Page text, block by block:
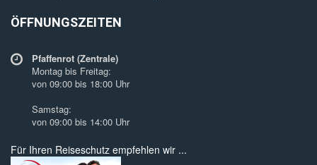
ÖFFNUNGSZEITEN
Pfaffenrot (Zentrale)
Montag bis Freitag:
von 09:00 bis 18:00 Uhr
Samstag:
von 09:00 bis 14:00 Uhr
Für Ihren Reiseschutz empfehlen wir ...